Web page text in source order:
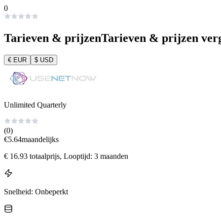
0
Tarieven & prijzenTarieven & prijzen
€ EUR $ USD
Unlimited Quarterly
(0)
€5.64maandelijks
€ 16.93 totaalprijs, Looptijd: 3 maanden
Snelheid: Onbeperkt